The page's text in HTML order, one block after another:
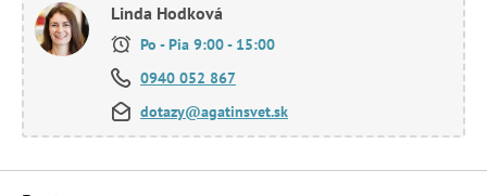
Linda Hodková
Po - Pia 9:00 - 15:00
0940 052 867
dotazy@agatinsvet.sk